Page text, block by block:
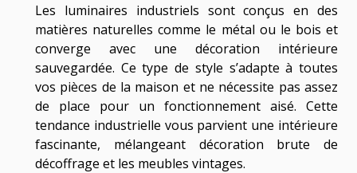
Les luminaires industriels sont conçus en des
matières naturelles comme le métal ou le bois et
converge avec une décoration intérieure
sauvegardée. Ce type de style s’adapte à toutes
vos pièces de la maison et ne nécessite pas assez
de place pour un fonctionnement aisé. Cette
tendance industrielle vous parvient une intérieure
fascinante, mélangeant décoration brute de
décoffrage et les meubles vintages.